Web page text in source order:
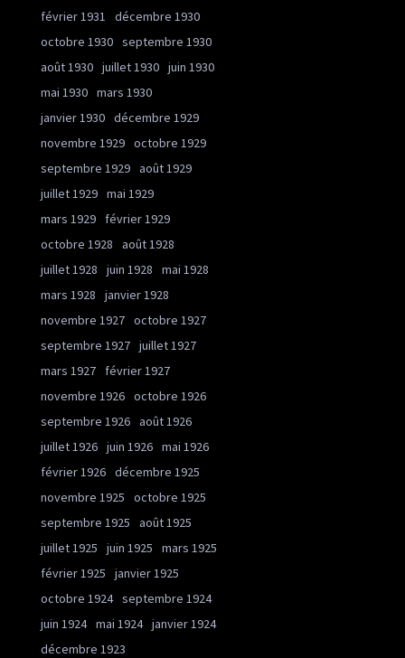
février 1931
décembre 1930
octobre 1930 septembre 1930
août 1930 juillet 1930 juin 1930
mai 1930 mars 1930
janvier 1930 décembre 1929
novembre 1929 octobre 1929
septembre 1929 août 1929
juillet 1929 mai 1929
mars 1929
février 1929
octobre 1928
août 1928
juillet 1928
juin 1928
mai 1928
mars 1928
janvier 1928
novembre 1927 octobre 1927
septembre 1927 juillet 1927
mars 1927
février 1927
novembre 1926 octobre 1926
septembre 1926 août 1926
juillet 1926 juin 1926 mai 1926
février 1926 décembre 1925
novembre 1925
octobre 1925
septembre 1925
août 1925
juillet 1925
juin 1925
mars 1925
février 1925
janvier 1925
octobre 1924 septembre 1924
juin 1924 mai 1924 janvier 1924
décembre 1923